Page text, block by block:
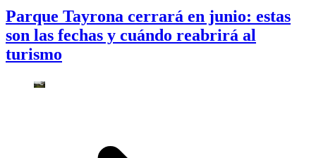
Parque Tayrona cerrará en junio: estas
son las fechas y cuándo reabrirá al
turismo